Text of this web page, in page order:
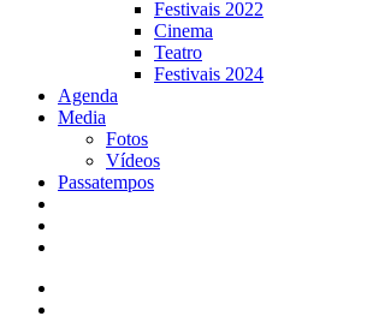
Festivais 2022
Cinema
Teatro
Festivais 2024
Agenda
Media
Fotos
Vídeos
Passatempos